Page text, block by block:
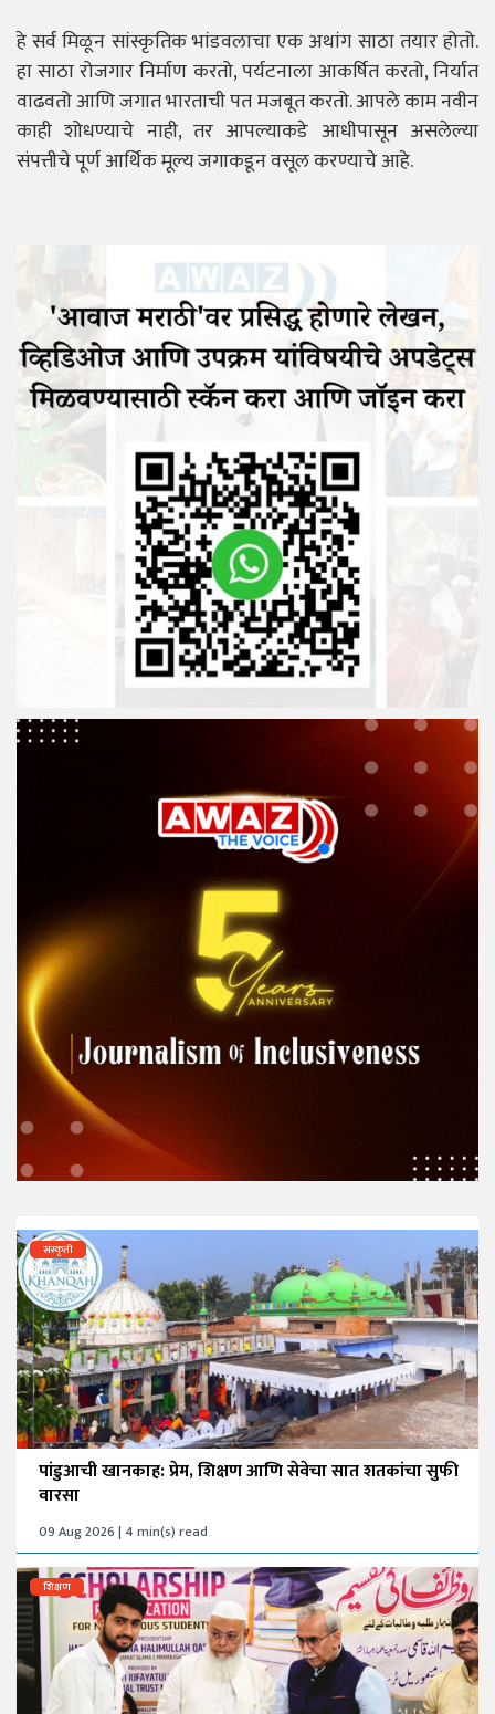
हे सर्व मिळून सांस्कृतिक भांडवलाचा एक अथांग साठा तयार होतो.
हा साठा रोजगार निर्माण करतो, पर्यटनाला आकर्षित करतो, निर्यात
वाढवतो आणि जगात भारताची पत मजबूत करतो. आपले काम नवीन
काही शोधण्याचे नाही, तर आपल्याकडे आधीपासून असलेल्या
संपत्तीचे पूर्ण आर्थिक मूल्य जगाकडून वसूल करण्याचे आहे.
संस्कृती
पांडुआची खानकाह: प्रेम, शिक्षण आणि सेवेचा सात शतकांचा सुफी
वारसा
09 Aug 2026 | 4 min(s) read
शिक्षण